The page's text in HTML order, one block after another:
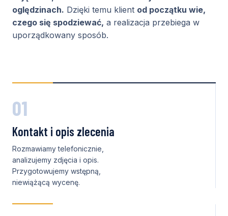
oględzinach. Dzięki temu klient od początku wie,
czego się spodziewać, a realizacja przebiega w
uporządkowany sposób.
01
Kontakt i opis zlecenia
Rozmawiamy telefonicznie,
analizujemy zdjęcia i opis.
Przygotowujemy wstępną,
niewiążącą wycenę.